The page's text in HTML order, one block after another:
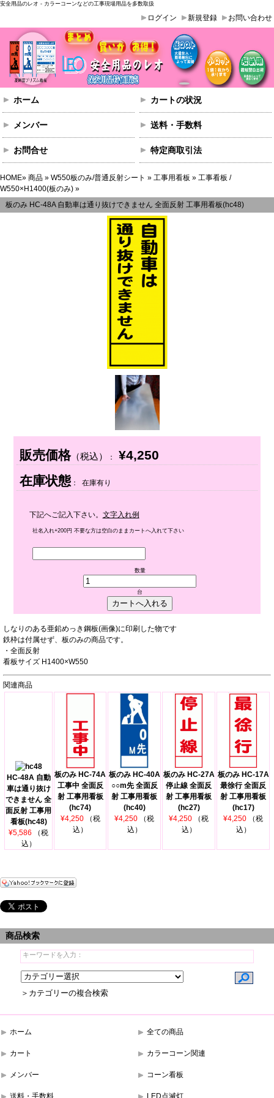
安全用品のレオ - カラーコーンなどの工事現場用品を多数取扱
お問い合わせ
新規登録
ログイン
ホーム カートの状況
メンバー 送料・手数料
お問合せ 特定商取引法
HOME» 商品 » W550板のみ/普通反射シート » 工事用看板 » 工事看板 /
W550×H1400(板のみ) »
板のみ HC-48A 自動車は通り抜けできません 全面反射 工事用看板(hc48)
販売価格（税込） ： ¥4,250
在庫状態 ： 在庫有り
下記へご記入下さい。 文字入れ例
社名入れ+200円 不要な方は空白のままカートへ入れて下さい
数量
台
しなりのある亜鉛めっき鋼板(画像)に印刷した物です
鉄枠は付属せず、板のみの商品です。
・全面反射
看板サイズ H1400×W550
関連商品
HC-48A 自動
車は通り抜け
できません 全
面反射 工事用
看板(hc48)
¥5,586
（税
込）
板のみ HC-74A
工事中 全面反
射 工事用看板
(hc74)
¥4,250
（税
込）
板のみ HC-40A
○○m先 全面反
射 工事用看板
(hc40)
¥4,250
（税
込）
板のみ HC-27A
停止線 全面反
射 工事用看板
(hc27)
¥4,250
（税
込）
板のみ HC-17A
最徐行 全面反
射 工事用看板
(hc17)
¥4,250
（税
込）
商品検索
＞カテゴリーの複合検索
ホーム
カート
メンバー
送料・手数料
全ての商品
カラーコーン関連
コーン看板
LED点滅灯